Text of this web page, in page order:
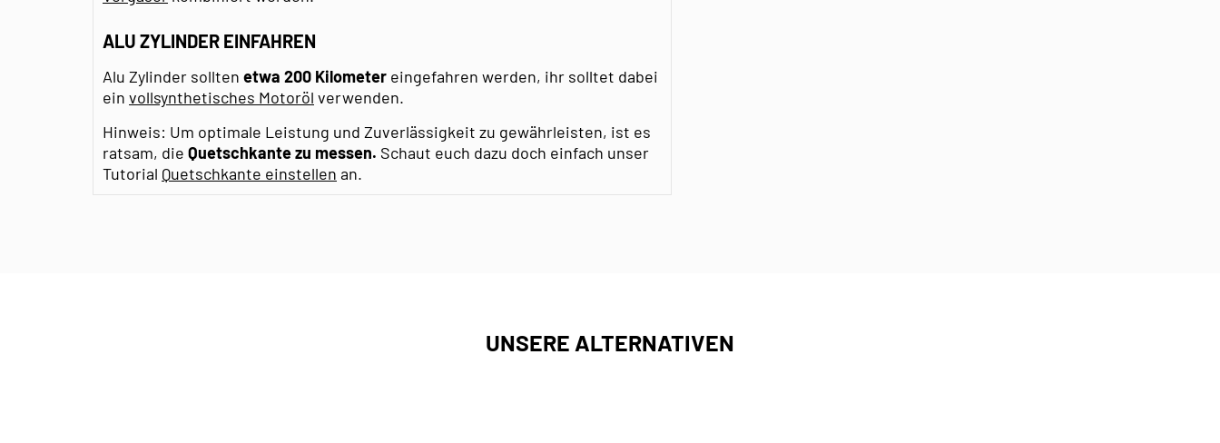
ALU ZYLINDER EINFAHREN
Alu Zylinder sollten etwa 200 Kilometer eingefahren werden, ihr solltet dabei
ein vollsynthetisches Motoröl verwenden.
Hinweis: Um optimale Leistung und Zuverlässigkeit zu gewährleisten, ist es
ratsam, die Quetschkante zu messen. Schaut euch dazu doch einfach unser
Tutorial Quetschkante einstellen an.
UNSERE ALTERNATIVEN